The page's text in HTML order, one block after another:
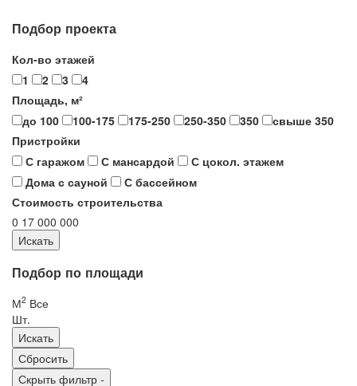
Подбор проекта
Кол-во этажей
1
2 3
4
Площадь, м²
до 100
100-175 175-250 250-350 350
свыше 350
Пристройки
С гаражом
С мансардой
С цокол. этажем
Дома с сауной
С бассейном
Стоимость строительства
0 17 000 000
Подбор по площади
М2 Все
Шт.
Скрыть фильтр -